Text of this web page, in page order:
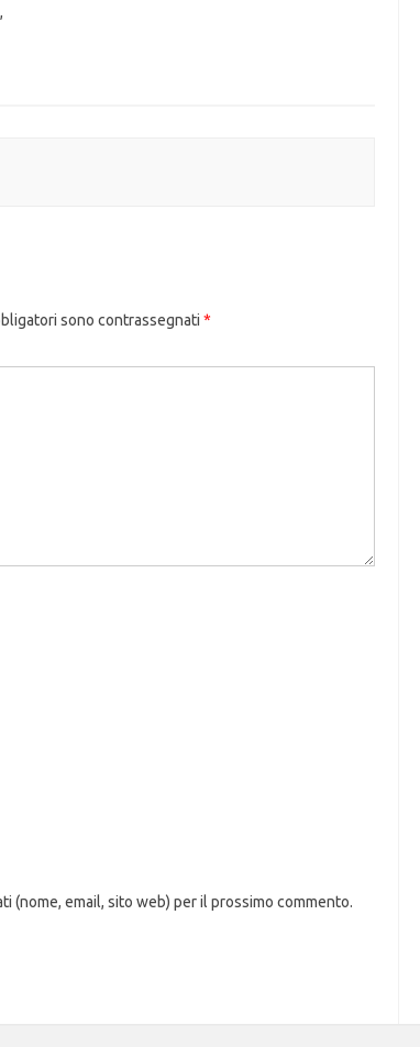
,
sono contrassegnati *
(nome, email, sito web) per il prossimo commento.